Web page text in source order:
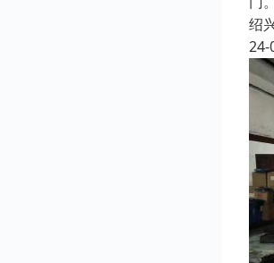
绍
24-